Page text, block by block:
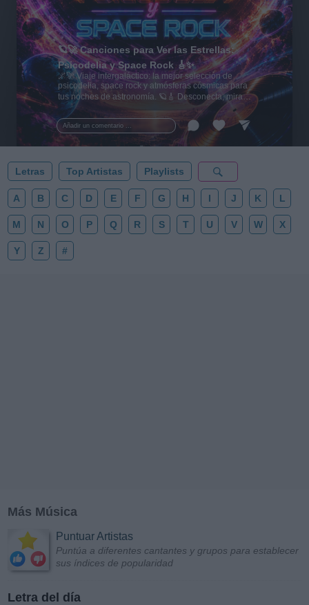
Añadir un comentario ...
🪐🚀 Canciones para Ver las Estrellas:
Psicodelia y Space Rock 🎸✨
🌌🚀 Viaje intergaláctico: la mejor selección de
psicodelia, space rock y atmósferas cósmicas para
tus noches de astronomía. 🪐🎸 Desconecta, mira
al firmamento y siente la gravedad cero. 💾 ¡Guarda
esta colección para tu próxima noche estrellada!
✨⭐
Letras Top Artistas Playlists
A B C D E F G H I J K L
M N O P Q R S T U V W X
Y Z #
Más Música
Puntuar Artistas
Puntúa a diferentes cantantes y grupos para establecer
sus índices de popularidad
Letra del día